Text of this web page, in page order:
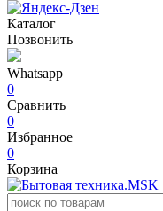
Каталог
Позвонить
Whatsapp
0
Сравнить
0
Избранное
0
Корзина